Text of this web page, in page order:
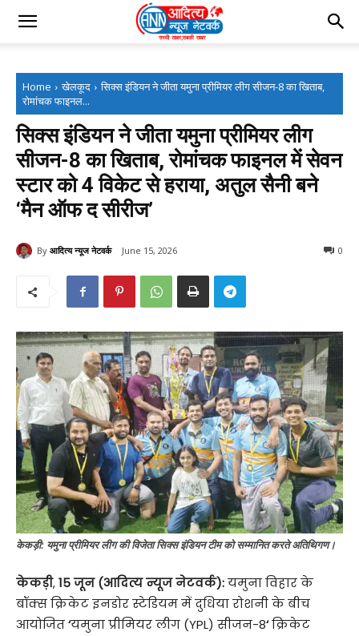
Home खेलकूद
सिक्स इंडियन ने जीता यमुना प्रीमियर लीग सीजन-8 का खिताब,
रोमांचक फाइनल...
सिक्स इंडियन ने जीता यमुना प्रीमियर लीग
सीजन-8 का खिताब, रोमांचक फाइनल में सेवन
स्टार को 4 विकेट से हराया, अतुल सैनी बने
‘मैन ऑफ द सीरीज’
By आदित्य न्यूज नेटवर्क June 15, 2026 0
केकड़ी: यमुना प्रीमियर लीग की विजेता सिक्स इंडियन टीम को सम्मानित करते अतिथिगण।
केकड़ी,15 जून (आदित्य न्यूज नेटवर्क):यमुना विहार के
बॉक्स क्रिकेट इनडोर स्टेडियम में दुधिया रोशनी के बीच
आयोजित‘यमुना प्रीमियर लीग (YPL) सीजन-8‘क्रिकेट